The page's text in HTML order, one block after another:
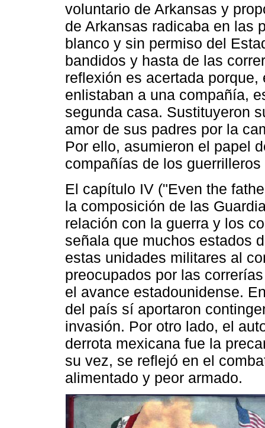
voluntario de Arkansas y
de Arkansas radicaba en las
blanco y sin permiso del
bandidos y hasta de las
reflexión es acertada
enlistaban a una compañía,
segunda casa. Sustituyeron
amor de sus padres por la
Por ello, asumieron el papel
compañías de los
El capítulo IV ("Even the
la composición de las
relación con la guerra y los
señala que muchos estados
estas unidades militares al
preocupados por las
el avance estadounidense.
del país sí aportaron
invasión. Por otro lado, el
derrota mexicana fue la
su vez, se reflejó en el
alimentado y peor armado.